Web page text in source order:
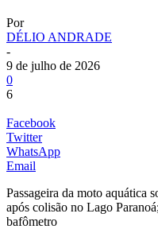
Por
DÉLIO ANDRADE
-
9 de julho de 2026
0
6
Facebook
Twitter
WhatsApp
Email
Passageira da moto aquática
após colisão no Lago
bafômetro